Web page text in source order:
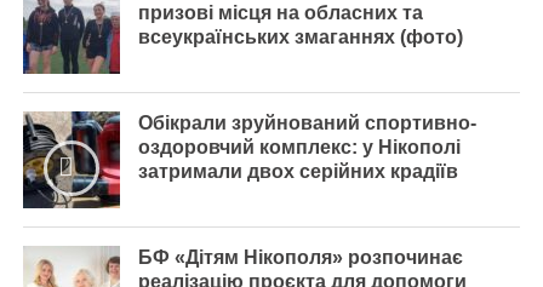
призові місця на обласних та
всеукраїнських змаганнях (фото)
Обікрали зруйнований спортивно-
оздоровчий комплекс: у Нікополі
затримали двох серійних крадіїв
БФ «Дітям Нікополя» розпочинає
реалізацію проєкта для допомоги